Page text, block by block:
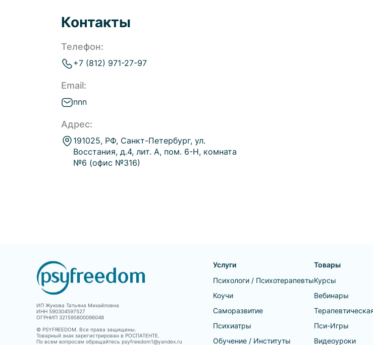
Контакты
Телефон:
+7 (812) 971-27-97
Email:
nnn
Адрес:
191025, РФ, Санкт-Петербург, ул.
Восстания, д.4, лит. А, пом. 6-Н, комната
№6 (офис №316)
ИП Жукова Татьяна Михайловна
ИНН 590304597527
ОГРНИП 321595800096048
© PSYFREEDOM. Все права защищены.
Товарный знак зарегистрирован в РОСПАТЕНТЕ.
По всем вопросам обращайтесь psyfreedom1@yandex.ru
Услуги
Психологи / Психотерапевты
Коучи
Саморазвитие
Психиатры
Обучение / Институты
Товары
Курсы
Вебинары
Пси-Игры
Видеоуроки